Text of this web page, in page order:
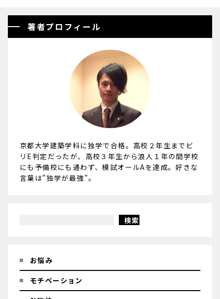
著者プロフィール
京都大学建築学科に独学で合格。高校２年生までビ
リE判定だったが、高校３年生から浪人１年の間学校
にも予備校にも通わず、模試オールAを達成。好きな
言葉は"独学が最強"。
検索
お悩み
モチベーション